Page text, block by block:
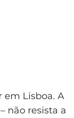
em Lisboa. A
não resista a